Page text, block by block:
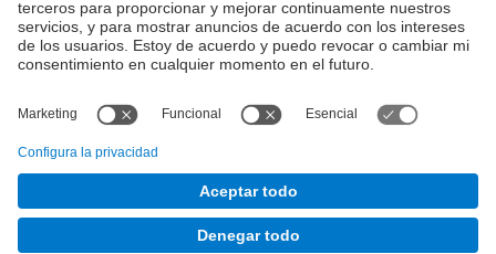
charla.
Capacidades previas
Haber hecho alguna asignatura del MIRI
obligatoria común.